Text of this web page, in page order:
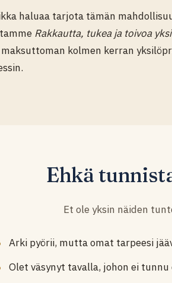
haluaa tarjota tämän
Rakkautta, tukea ja toivoa
kolmen kerran
Ehkä
Et ole yksin näiden
Arki pyörii, mutta omat tarpeesi
Olet väsynyt tavalla, johon ei tunnu